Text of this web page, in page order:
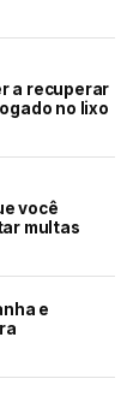
a recuperar
no lixo
você
multas
e